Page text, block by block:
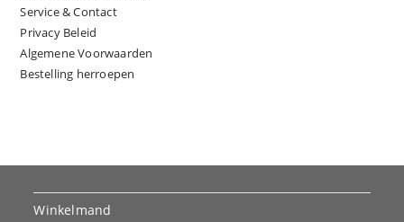
Service & Contact
Privacy Beleid
Algemene Voorwaarden
Bestelling herroepen
Winkelmand